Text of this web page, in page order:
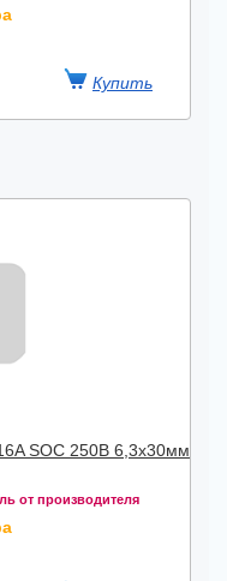
SOC 250В 6,3x30мм
от производителя